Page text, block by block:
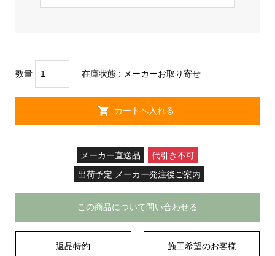
数量 在庫状態 : メーカーお取り寄せ
メーカー直送品
代引き不可
出荷予定 メーカー発注後ご案内
この商品について問い合わせる
返品特約 施工希望のお客様